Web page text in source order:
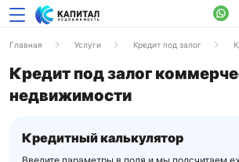
Главная Услуги Кредит под залог
Кредит под залог
недвижимости
Кредитный калькулятор